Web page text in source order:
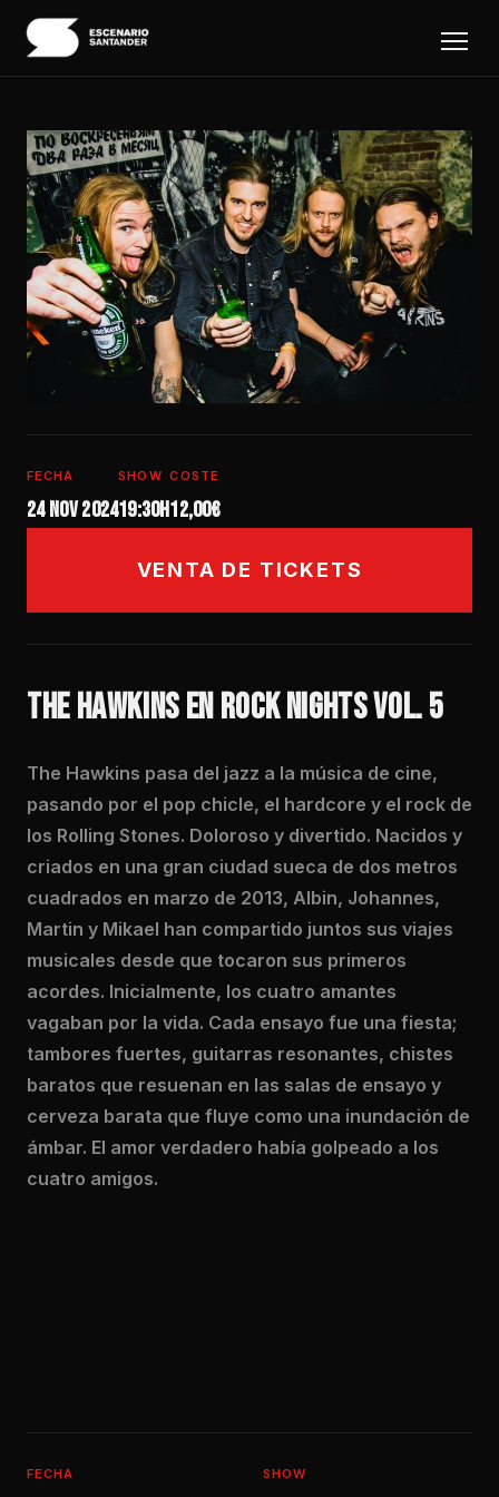
FECHA
24 nov 2024
SHOW
19:30h
COSTE
12,00€
VENTA DE TICKETS
THE HAWKINS EN ROCK NIGHTS VOL. 5
The Hawkins pasa del jazz a la música de cine,
pasando por el pop chicle, el hardcore y el rock de
los Rolling Stones. Doloroso y divertido. Nacidos y
criados en una gran ciudad sueca de dos metros
cuadrados en marzo de 2013, Albin, Johannes,
Martin y Mikael han compartido juntos sus viajes
musicales desde que tocaron sus primeros
acordes. Inicialmente, los cuatro amantes
vagaban por la vida. Cada ensayo fue una fiesta;
tambores fuertes, guitarras resonantes, chistes
baratos que resuenan en las salas de ensayo y
cerveza barata que fluye como una inundación de
ámbar. El amor verdadero había golpeado a los
cuatro amigos.
FECHA SHOW